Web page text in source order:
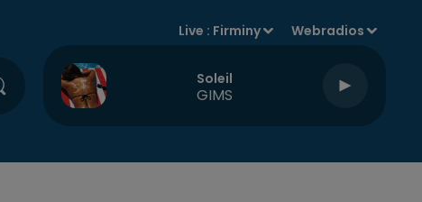
Live : Firminy Webradios
Soleil
GIMS